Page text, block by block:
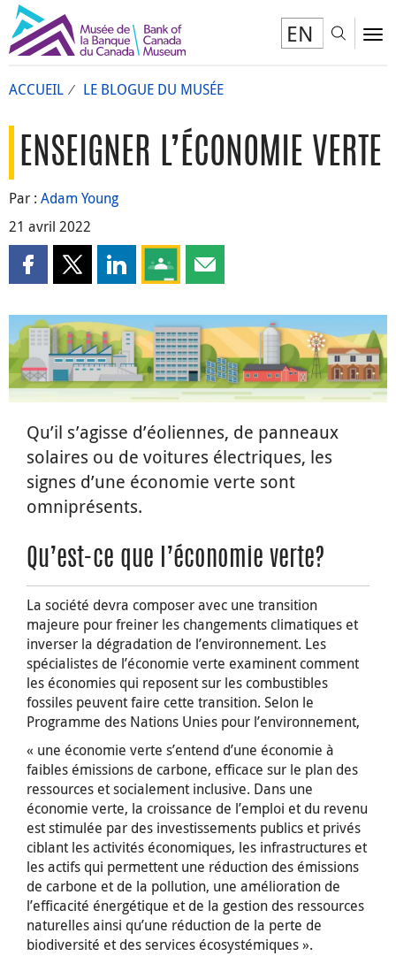
EN
ACCUEIL LE BLOGUE DU MUSÉE
ENSEIGNER L’ÉCONOMIE VERTE
Par : Adam Young
21 avril 2022
Partager cette page sur Facebook
Partager cette page sur X
Partager cette page sur LinkedIn
Partagez cette page sur Google
Partager cette page par
Qu’il s’agisse d’éoliennes, de panneaux
solaires ou de voitures électriques, les
signes d’une économie verte sont
omniprésents.
Qu’est-ce que l’économie verte?
La société devra composer avec une transition
majeure pour freiner les changements climatiques et
inverser la dégradation de l’environnement. Les
spécialistes de l’économie verte examinent comment
les économies qui reposent sur les combustibles
fossiles peuvent faire cette transition. Selon le
Programme des Nations Unies pour l’environnement,
« une économie verte s’entend d’une économie à
faibles émissions de carbone, efficace sur le plan des
ressources et socialement inclusive. Dans une
économie verte, la croissance de l’emploi et du revenu
est stimulée par des investissements publics et privés
ciblant les activités économiques, les infrastructures et
les actifs qui permettent une réduction des émissions
de carbone et de la pollution, une amélioration de
l’efficacité énergétique et de la gestion des ressources
naturelles ainsi qu’une réduction de la perte de
biodiversité et des services écosystémiques ».